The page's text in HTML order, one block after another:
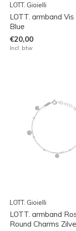
LOTT. Gioielli
LOTT. armband Vis
Blue
€20,00
Incl. btw
LOTT. Gioielli
LOTT. armband
Round Charms